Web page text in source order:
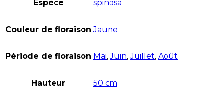
Espèce spinosa
Couleur de floraison Jaune
Période de floraison Mai,Juin,Juillet, Août
Hauteur 50 cm